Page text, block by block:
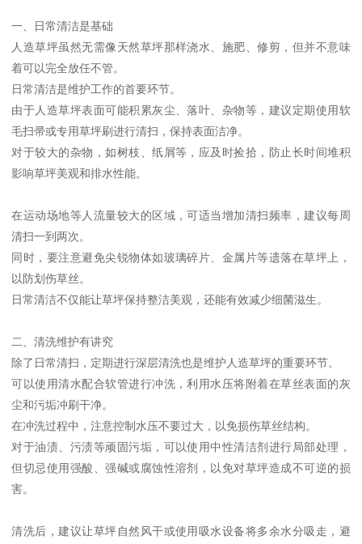
一、日常清洁是基础
人造草坪虽然无需像天然草坪那样浇水、施肥、修剪，但并不意味
着可以完全放任不管。
日常清洁是维护工作的首要环节。
由于人造草坪表面可能积累灰尘、落叶、杂物等，建议定期使用软
毛扫帚或专用草坪刷进行清扫，保持表面洁净。
对于较大的杂物，如树枝、纸屑等，应及时捡拾，防止长时间堆积
影响草坪美观和排水性能。
在运动场地等人流量较大的区域，可适当增加清扫频率，建议每周
清扫一到两次。
同时，要注意避免尖锐物体如玻璃碎片、金属片等遗落在草坪上，
以防划伤草丝。
日常清洁不仅能让草坪保持整洁美观，还能有效减少细菌滋生。
二、清洗维护有讲究
除了日常清扫，定期进行深层清洗也是维护人造草坪的重要环节。
可以使用清水配合软管进行冲洗，利用水压将附着在草丝表面的灰
尘和污垢冲刷干净。
在冲洗过程中，注意控制水压不要过大，以免损伤草丝结构。
对于油渍、污渍等顽固污垢，可以使用中性清洁剂进行局部处理，
但切忌使用强酸、强碱或腐蚀性溶剂，以免对草坪造成不可逆的损
害。
清洗后，建议让草坪自然风干或使用吸水设备将多余水分吸走，避